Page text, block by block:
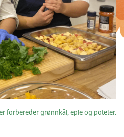
forbereder grønnkål, eple og poteter.